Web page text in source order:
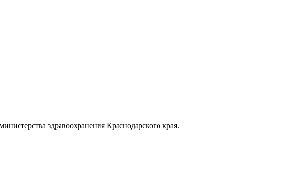
здравоохранения Краснодарского края.